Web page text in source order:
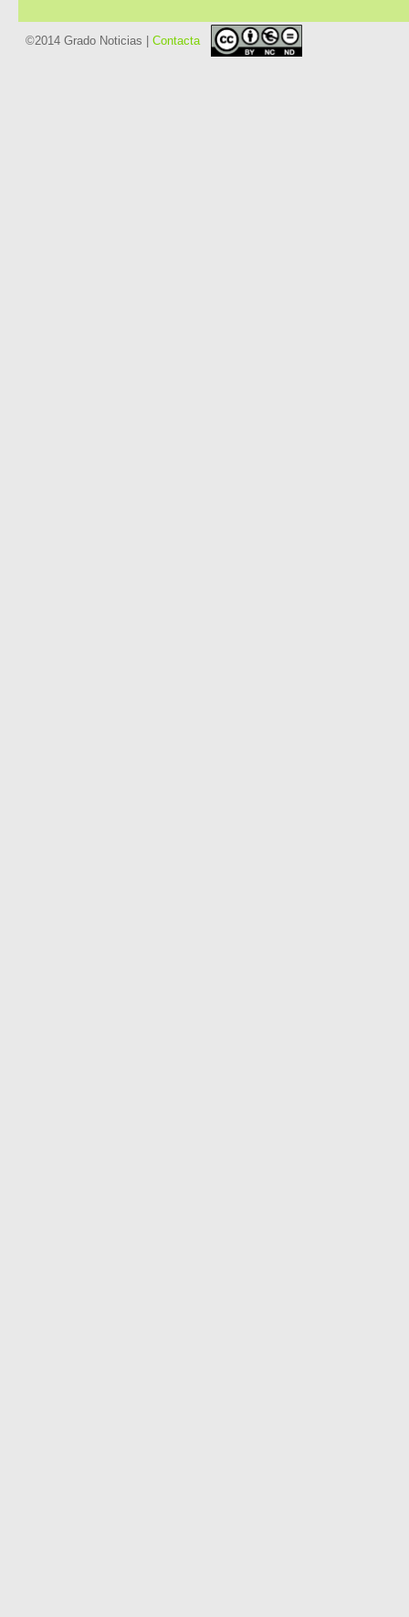
©2014 Grado Noticias | Contacta